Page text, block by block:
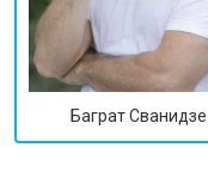
Баграт Сванидзе